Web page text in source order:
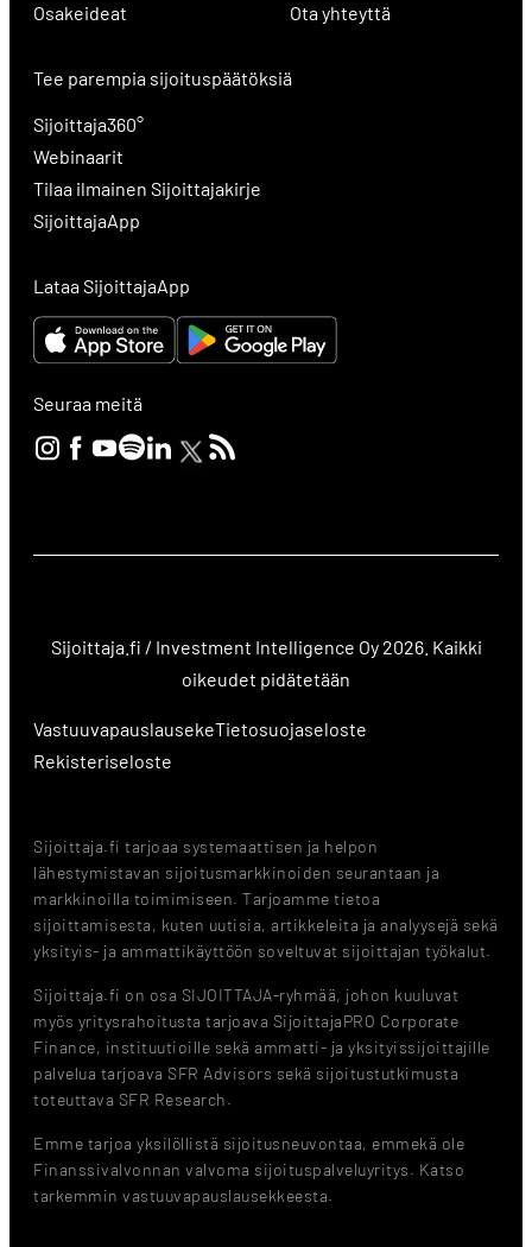
Osakeideat
Ota yhteyttä
Tee parempia sijoituspäätöksiä
Sijoittaja360°
Webinaarit
Tilaa ilmainen Sijoittajakirje
SijoittajaApp
Lataa SijoittajaApp
Seuraa meitä
Sijoittaja.fi / Investment Intelligence Oy 2026. Kaikki
oikeudet pidätetään
VastuuvapauslausekeTietosuojaseloste
Rekisteriseloste
Sijoittaja.fi tarjoaa systemaattisen ja helpon
lähestymistavan sijoitusmarkkinoiden seurantaan ja
markkinoilla toimimiseen. Tarjoamme tietoa
sijoittamisesta, kuten uutisia, artikkeleita ja analyysejä sekä
yksityis- ja ammattikäyttöön soveltuvat sijoittajan työkalut.
Sijoittaja.fi on osa SIJOITTAJA-ryhmää, johon kuuluvat
myös yritysrahoitusta tarjoava SijoittajaPRO Corporate
Finance, instituutioille sekä ammatti- ja yksityissijoittajille
palvelua tarjoava SFR Advisors sekä sijoitustutkimusta
toteuttava SFR Research.
Emme tarjoa yksilöllistä sijoitusneuvontaa, emmekä ole
Finanssivalvonnan valvoma sijoituspalveluyritys. Katso
tarkemmin vastuuvapauslausekkeesta.